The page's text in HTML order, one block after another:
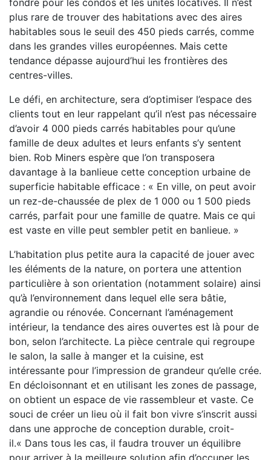
fondre pour les condos et les unités locatives. Il n’est
plus rare de trouver des habitations avec des aires
habitables sous le seuil des 450 pieds carrés, comme
dans les grandes villes européennes. Mais cette
tendance dépasse aujourd’hui les frontières des
centres-villes.
Le défi, en architecture, sera d’optimiser l’espace des
clients tout en leur rappelant qu’il n’est pas nécessaire
d’avoir 4 000 pieds carrés habitables pour qu’une
famille de deux adultes et leurs enfants s’y sentent
bien. Rob Miners espère que l’on transposera
davantage à la banlieue cette conception urbaine de
superficie habitable efficace : « En ville, on peut avoir
un rez-de-chaussée de plex de 1 000 ou 1 500 pieds
carrés, parfait pour une famille de quatre. Mais ce qui
est vaste en ville peut sembler petit en banlieue. »
L’habitation plus petite aura la capacité de jouer avec
les éléments de la nature, on portera une attention
particulière à son orientation (notamment solaire) ainsi
qu’à l’environnement dans lequel elle sera bâtie,
agrandie ou rénovée. Concernant l’aménagement
intérieur, la tendance des aires ouvertes est là pour de
bon, selon l’architecte. La pièce centrale qui regroupe
le salon, la salle à manger et la cuisine, est
intéressante pour l’impression de grandeur qu’elle crée.
En décloisonnant et en utilisant les zones de passage,
on obtient un espace de vie rassembleur et vaste. Ce
souci de créer un lieu où il fait bon vivre s’inscrit aussi
dans une approche de conception durable, croit-
il.« Dans tous les cas, il faudra trouver un équilibre
pour arriver à la meilleure solution afin d’occuper les